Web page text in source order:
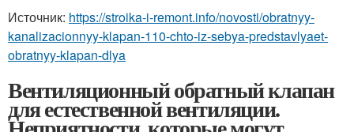
Источник: https://stroika-i-remont.info/novosti/obratnyy-
kanalizacionnyy-klapan-110-chto-iz-sebya-predstavlyaet-
obratnyy-klapan-dlya
Вентиляционный обратный клапан
для естественной вентиляции.